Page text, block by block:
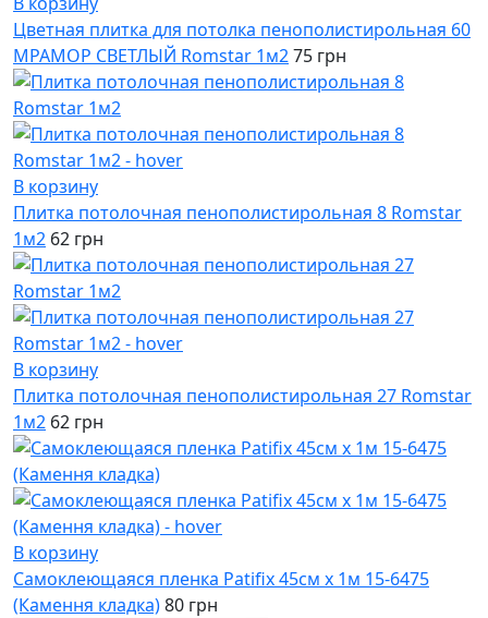
Цветная плитка для потолка пенополистирольная 60
МРАМОР СВЕТЛЫЙ Romstar 1м275 грн
В корзину
Плитка потолочная пенополистирольная 8 Romstar
1м2 62 грн
В корзину
Плитка потолочная пенополистирольная 27 Romstar
1м2 62 грн
В корзину
Самоклеющаяся пленка Patifix 45см х 1м 15-6475
(Камення кладка)80 грн